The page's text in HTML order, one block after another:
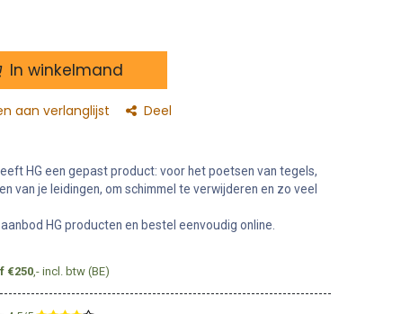
In winkelmand
aan verlanglijst Deel
HG een gepast product: voor het poetsen van tegels,
van je leidingen, om schimmel te verwijderen en zo veel
HG producten en bestel eenvoudig online.
€250 ,- incl. btw (BE)